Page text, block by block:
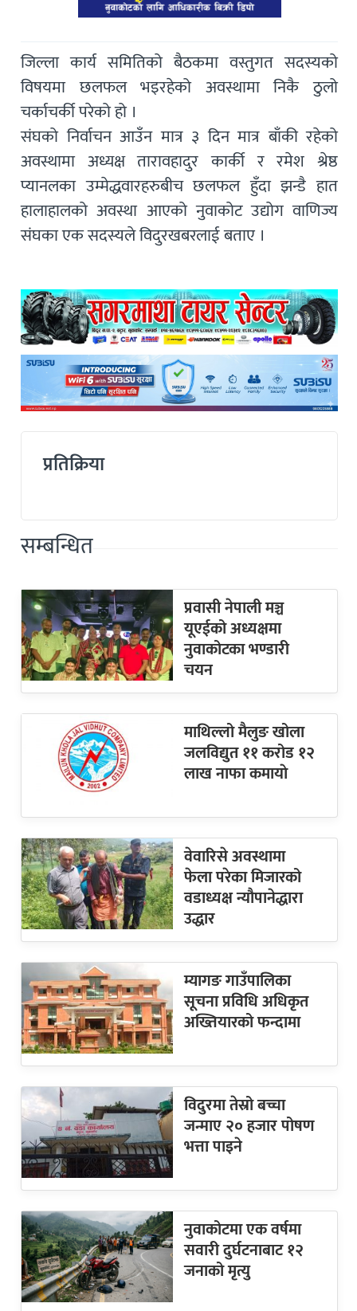
जिल्ला कार्य समितिको बैठकमा वस्तुगत सदस्यको
विषयमा छलफल भइरहेको अवस्थामा निकै ठुलो
चर्काचर्की परेको हो ।
संघको निर्वाचन आउँन मात्र ३ दिन मात्र बाँकी रहेको
अवस्थामा अध्यक्ष तारावहादुर कार्की र रमेश श्रेष्ठ
प्यानलका उम्मेद्धवारहरुबीच छलफल हुँदा झन्डै हात
हालाहालको अवस्था आएको नुवाकोट उद्योग वाणिज्य
संघका एक सदस्यले विदुरखबरलाई बताए ।
प्रतिक्रिया
सम्बन्धित
प्रवासी नेपाली मञ्च
यूएईको अध्यक्षमा
नुवाकोटका भण्डारी
चयन
माथिल्लो मैलुङ खोला
जलविद्युत ११ करोड १२
लाख नाफा कमायाे
वेवारिसे अवस्थामा
फेला परेका मिजारको
वडाध्यक्ष न्यौपानेद्धारा
उद्धार
म्यागङ गाउँपालिका
सूचना प्रविधि अधिकृत
अख्तियारको फन्दामा
विदुरमा तेस्रो बच्चा
जन्माए २० हजार पोषण
भत्ता पाइने
नुवाकोटमा एक वर्षमा
सवारी दुर्घटनाबाट १२
जनाको मृत्यु